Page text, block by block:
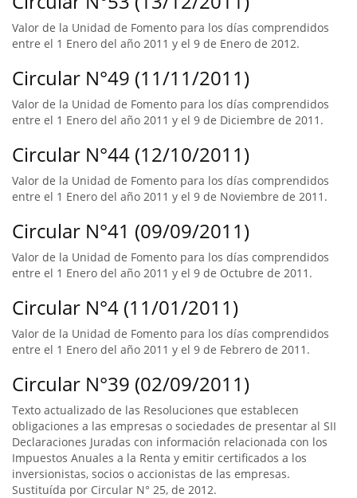
Valor de la Unidad de Fomento para los días comprendidos
entre el 1 Enero del año 2011 y el 9 de Enero de 2012.
Circular N°49 (11/11/2011)
Valor de la Unidad de Fomento para los días comprendidos
entre el 1 Enero del año 2011 y el 9 de Diciembre de 2011.
Circular N°44 (12/10/2011)
Valor de la Unidad de Fomento para los días comprendidos
entre el 1 Enero del año 2011 y el 9 de Noviembre de 2011.
Circular N°41 (09/09/2011)
Valor de la Unidad de Fomento para los días comprendidos
entre el 1 Enero del año 2011 y el 9 de Octubre de 2011.
Circular N°4 (11/01/2011)
Valor de la Unidad de Fomento para los días comprendidos
entre el 1 Enero del año 2011 y el 9 de Febrero de 2011.
Circular N°39 (02/09/2011)
Texto actualizado de las Resoluciones que establecen
obligaciones a las empresas o sociedades de presentar al SII
Declaraciones Juradas con información relacionada con los
Impuestos Anuales a la Renta y emitir certificados a los
inversionistas, socios o accionistas de las empresas.
Sustituída por Circular N° 25, de 2012.